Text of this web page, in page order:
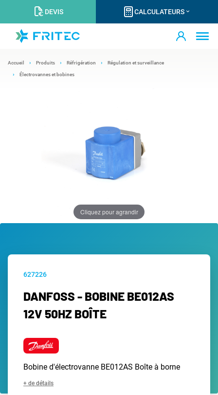
DEVIS CALCULATEURS
Accueil Produits Réfrigération Régulation et surveillance
Électrovannes et bobines
Cliquez pour agrandir
627226
DANFOSS - BOBINE BE012AS
12V 50HZ BOÎTE
Bobine d'électrovanne BE012AS Boîte à borne
+ de détails